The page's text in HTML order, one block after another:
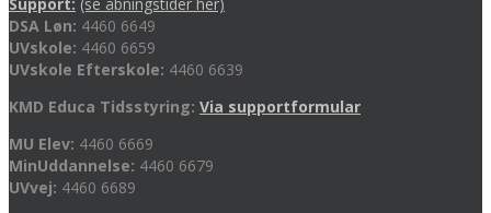
DSA Løn: 4460 6649
UVskole: 4460 6659
UVskole Efterskole: 4460 6639
KMD Educa Tidsstyring: Via supportformular
MU Elev: 4460 6669
MinUddannelse: 4460 6679
UVvej: 4460 6689